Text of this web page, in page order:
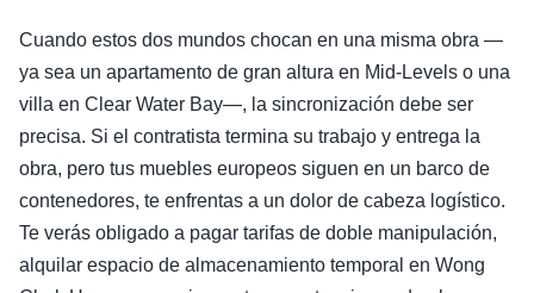
Cuando estos dos mundos chocan en una misma obra —
ya sea un apartamento de gran altura en Mid-Levels o una
villa en Clear Water Bay—, la sincronización debe ser
precisa. Si el contratista termina su trabajo y entrega la
obra, pero tus muebles europeos siguen en un barco de
contenedores, te enfrentas a un dolor de cabeza logístico.
Te verás obligado a pagar tarifas de doble manipulación,
alquilar espacio de almacenamiento temporal en Wong